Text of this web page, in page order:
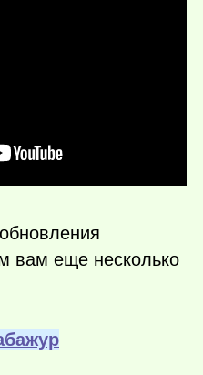
вам еще несколько